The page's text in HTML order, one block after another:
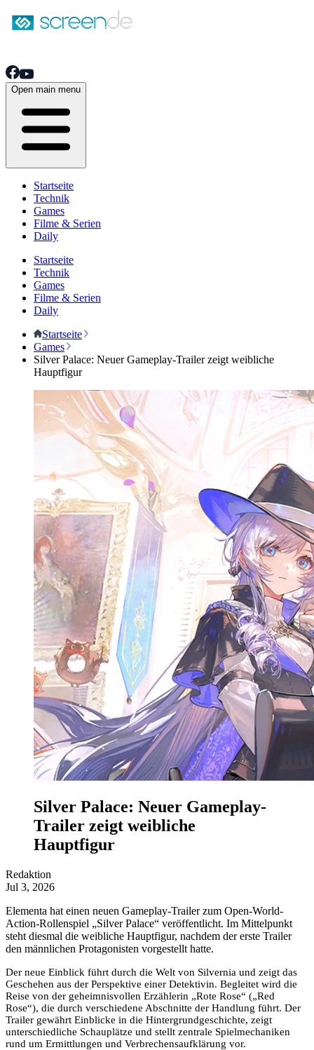
Open main menu
Startseite
Technik
Games
Filme & Serien
Daily
Startseite
Technik
Games
Filme & Serien
Daily
Startseite
Games
Silver Palace: Neuer Gameplay-Trailer zeigt weibliche
Hauptfigur
Silver Palace: Neuer Gameplay-
Trailer zeigt weibliche
Hauptfigur
Redaktion
Jul 3, 2026
Elementa hat einen neuen Gameplay-Trailer zum Open-World-
Action-Rollenspiel „Silver Palace“ veröffentlicht. Im Mittelpunkt
steht diesmal die weibliche Hauptfigur, nachdem der erste Trailer
den männlichen Protagonisten vorgestellt hatte.
Der neue Einblick führt durch die Welt von Silvernia und zeigt das
Geschehen aus der Perspektive einer Detektivin. Begleitet wird die
Reise von der geheimnisvollen Erzählerin „Rote Rose“ („Red
Rose“), die durch verschiedene Abschnitte der Handlung führt. Der
Trailer gewährt Einblicke in die Hintergrundgeschichte, zeigt
unterschiedliche Schauplätze und stellt zentrale Spielmechaniken
rund um Ermittlungen und Verbrechensaufklärung vor.